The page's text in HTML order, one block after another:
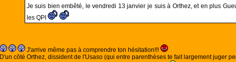
Je suis bien embêté, le vendredi 13 janvier je suis à Orthez, et en plus
les QPI
J'arrive même pas à comprendre ton hésitation!!!
D'un côté Orthez, dissident de l'Usaso (qui entre parenthèses te fait largement juger